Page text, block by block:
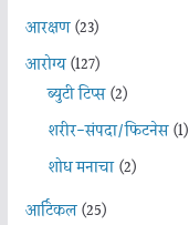
आरक्षण(23)
आरोग्य(127)
ब्युटी टिप्स(2)
शरीर-संपदा/फिटनेस(1)
शोध मनाचा(2)
आर्टिकल(25)